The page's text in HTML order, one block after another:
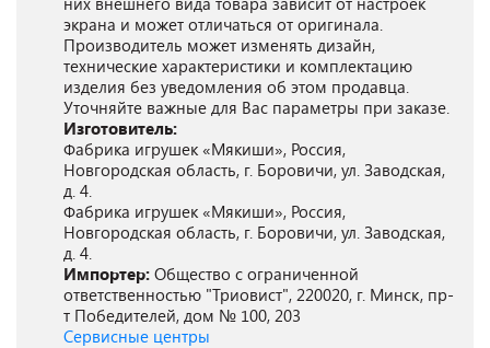
экрана и может отличаться от оригинала.
Производитель может изменять дизайн,
технические характеристики и комплектацию
изделия без уведомления об этом продавца.
Уточняйте важные для Вас параметры при заказе.
Изготовитель:
Фабрика игрушек «Мякиши», Россия,
Новгородская область, г. Боровичи, ул. Заводская,
д. 4.
Фабрика игрушек «Мякиши», Россия,
Новгородская область, г. Боровичи, ул. Заводская,
д. 4.
Импортер: Общество с ограниченной
ответственностью "Триовист", 220020, г. Минск, пр-
т Победителей, дом № 100, 203
Сервисные центры